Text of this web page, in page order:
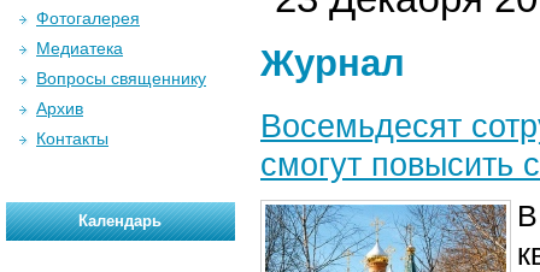
Журнал
Восемьдесят
смогут повысить
Фотогалерея
Медиатека
Вопросы священнику
Архив
Контакты
Календарь